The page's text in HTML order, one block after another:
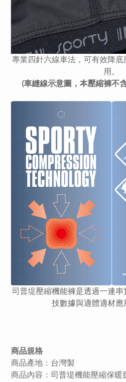
專業四針六線車法，可有效降
用。
(車縫線示意圖，本壓縮褲不
司普堤壓縮機能褲是透過一連
技數據與適體適材應
商品規格
商品產地：台灣製
商品內容： 司普堤機能壓縮保暖